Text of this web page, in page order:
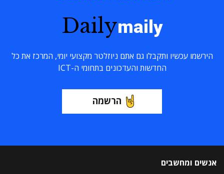
Dailymaily
הירשמו עכשיו ותקבלו גם אתם ניוזלטר מקצועי יומי, המרכז את כל
החדשות והעדכונים בתחומי ה-ICT
הרשמה
אנשים ומחשבים